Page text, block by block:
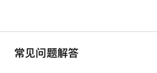
常见问题解答